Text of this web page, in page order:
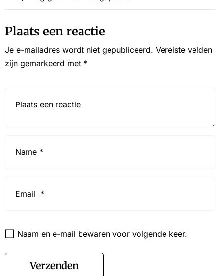
Plaats een reactie
Je e-mailadres wordt niet gepubliceerd. Vereiste velden
zijn gemarkeerd met *
Naam en e-mail bewaren voor volgende keer.
Verzenden